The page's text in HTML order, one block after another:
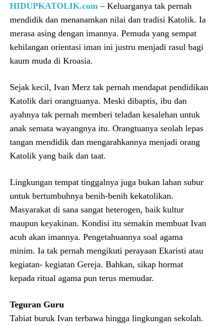
HIDUPKATOLIK.com – Keluarganya tak pernah
mendidik dan menanamkan nilai dan tradisi Katolik. Ia
merasa asing dengan imannya. Pemuda yang sempat
kehilangan orientasi iman ini justru menjadi rasul bagi
kaum muda di Kroasia.
Sejak kecil, Ivan Merz tak pernah mendapat pendidikan
Katolik dari orangtuanya. Meski dibaptis, ibu dan
ayahnya tak pernah memberi teladan kesalehan untuk
anak semata wayangnya itu. Orangtuanya seolah lepas
tangan mendidik dan mengarahkannya menjadi orang
Katolik yang baik dan taat.
Lingkungan tempat tinggalnya juga bukan lahan subur
untuk bertumbuhnya benih-benih kekatolikan.
Masyarakat di sana sangat heterogen, baik kultur
maupun keyakinan. Kondisi itu semakin membuat Ivan
acuh akan imannya. Pengetahuannya soal agama
minim. Ia tak pernah mengikuti perayaan Ekaristi atau
kegiatan- kegiatan Gereja. Bahkan, sikap hormat
kepada ritual agama pun terus memudar.
Teguran Guru
Tabiat buruk Ivan terbawa hingga lingkungan sekolah.